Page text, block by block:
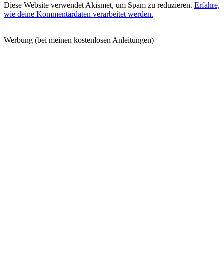
Diese Website verwendet Akismet, um Spam zu reduzieren. Erfahre,
wie deine Kommentardaten verarbeitet werden.
Werbung (bei meinen kostenlosen Anleitungen)